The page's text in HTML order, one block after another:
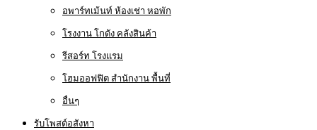
อพาร์ทเม้นท์ ห้องเช่า หอพัก
โรงงาน โกดัง คลังสินค้า
รีสอร์ท โรงแรม
โฮมออฟฟิต สำนักงาน พื้นที่
อื่นๆ
รับโพสต์อสังหา